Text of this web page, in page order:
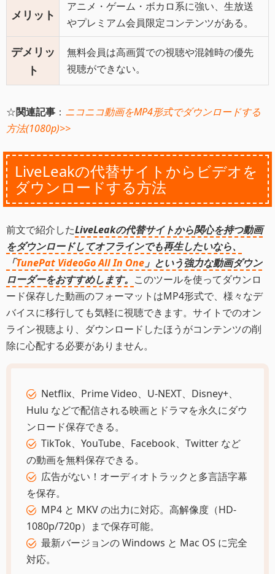
メリット
アニメ・ゲーム・ボカロ系に強い、生放送
やプレミアム会員限定コンテンツがある。
デメリッ
ト
無料会員は高画質での視聴や混雑時の優先
視聴ができない。
☆関連記事 ： ニコニコ動画をMP4形式でダウンロードする
方法(1080p)>>
LiveLeakの代替サイトからビデオを
ダウンロードする方法
前文で紹介したLiveLeakの代替サイトから関心を持つ動画
をダウンロードしてオフラインでも再生したいなら、
「TunePat VideoGo All In One 」という強力な動画ダウン
ローダーをおすすめします。 このツールを使ってダウンロ
ード保存した動画のフォーマットはMP4形式で、様々なデ
バイスに移行しても気軽に視聴できます。サイトでのオン
ライン視聴より、ダウンロードしたほうがコンテンツの削
除に心配する必要がありません。
Netflix、Prime Video、U-NEXT、Disney+、
Hulu などで配信される映画とドラマを永久にダウ
ンロード保存できる。
TikTok、YouTube、Facebook、Twitter など
の動画を無料保存できる。
広告がない！オーディオトラックと多言語字幕
を保存。
MP4 と MKV の出力に対応。高解像度（HD-
1080p/720p）まで保存可能。
最新バージョンの Windows と Mac OS に完全
対応。